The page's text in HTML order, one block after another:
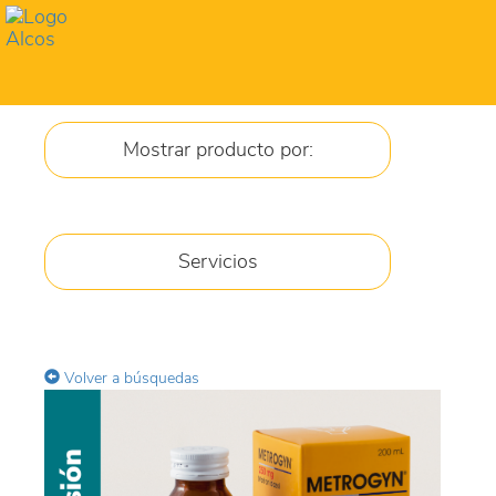
Mostrar producto por:
JARABES
CREMA
COMPRIMIDOS
Servicios
Volver a búsquedas